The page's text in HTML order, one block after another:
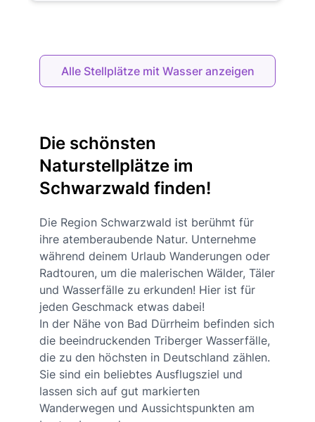
Alle Stellplätze mit Wasser anzeigen
Die schönsten
Naturstellplätze im
Schwarzwald finden!
Die Region Schwarzwald ist berühmt für
ihre atemberaubende Natur. Unternehme
während deinem Urlaub Wanderungen oder
Radtouren, um die malerischen Wälder, Täler
und Wasserfälle zu erkunden! Hier ist für
jeden Geschmack etwas dabei!
In der Nähe von Bad Dürrheim befinden sich
die beeindruckenden Triberger Wasserfälle,
die zu den höchsten in Deutschland zählen.
Sie sind ein beliebtes Ausflugsziel und
lassen sich auf gut markierten
Wanderwegen und Aussichtspunkten am